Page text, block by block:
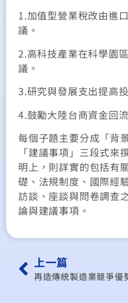
1.加值型營業稅改由進
議。
2.高科技產業在科學園
議。
3.研究與發展支出提高
4.鼓勵大陸台商資金回
每個子題主要分成「背
「建議事項」三段式
明上，則詳實的包括有
礎、法規制度、國際經
訪談、座談與問卷調查
論與建議事項。
上一篇
再造傳統製造業競爭優